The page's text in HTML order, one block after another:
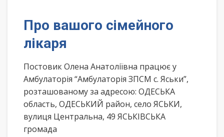
Про вашого сімейного
лікаря
Постовик Олена Анатоліївна працює у
Амбулаторія “Амбулаторія ЗПСМ с. Яськи”,
розташованому за адресою: ОДЕСЬКА
область, ОДЕСЬКИЙ район, село ЯСЬКИ,
вулиця Центральна, 49 ЯСЬКІВСЬКА
громада